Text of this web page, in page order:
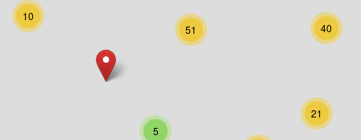
Kärnten
Salzburg
40
5
51
21
10